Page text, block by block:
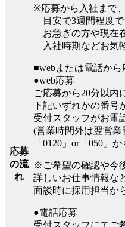
応募
の流
れ
※応募から入社まで、
目安で3週間程度で
お急ぎの方や現在
入社時期などお気
■webまたは電話から
●web応募
ご応募から20分以内
下記いずれかの番号
受付スタッフがお電
(営業時間外は翌営業
「0120」or「050」
※ご希望の確認や今
詳しいお仕事情報な
面談時に採用担当か
●電話応募
受付スタッフにてご